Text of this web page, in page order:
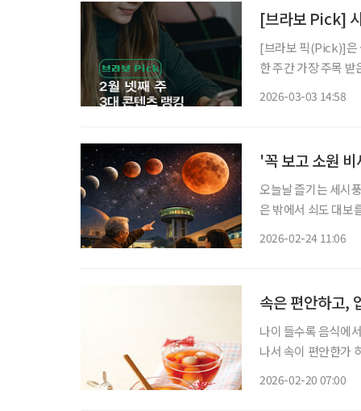
[브라보 Pick]
[브라보 픽(Pick)]은
한 주간 가장 주목
2026-03-03 14:58
'꼭 보고 소원 비
오늘날 즐기는 세시
은 밖에서 쇠도 대보
2026-02-24 11:06
속은 편안하고,
나이 들수록 음식에
나서 속이 편안한가
2026-02-20 07:00